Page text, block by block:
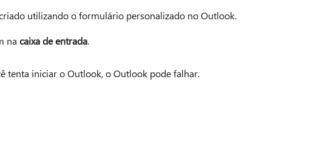
utilizando o formulário personalizado no Outlook.
na caixa de entrada.
tenta iniciar o Outlook, o Outlook pode falhar.